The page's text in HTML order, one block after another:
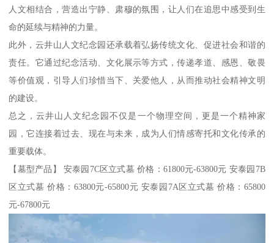
人文相结合，营造出宁静、肃穆的氛围，让人们在追思中感受到生
命的延续与精神的力量。
此外，云井山人文纪念园还承载着弘扬传统文化、促进社会和谐的
责任。它通过纪念活动、文化展示等方式，传递孝道、感恩、敬畏
等价值观，引导人们珍惜当下、关爱他人，从而推动社会精神文明
的建设。
总之，云井山人文纪念园不仅是一个物理空间，更是一个精神家
园，它连接着过去、现在与未来，成为人们情感寄托和文化传承的
重要载体。
【墓型产品】 安泰园7C区立式墓 价格：61800元-63800元 安泰园7B
区立式墓 价格：63800元-65800元 安泰园7A区立式墓 价格：65800
元-67800元